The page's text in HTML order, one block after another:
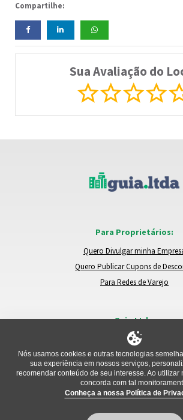
Compartilhe:
Sua Avaliação do
Para Proprietários:
Quero Divulgar minha
Quero Publicar Cupons de
Para Redes de Varejo
Guia.Ltda:
Locais e Empresas
Trocar de Região
Relatar um Problema
Nós usamos cookies e outras tecnologias
sua experiência em nossos serviços,
recomendar conteúdo de seu interesse. Ao utilizar
concorda com tal
Conheça a nossa Política de